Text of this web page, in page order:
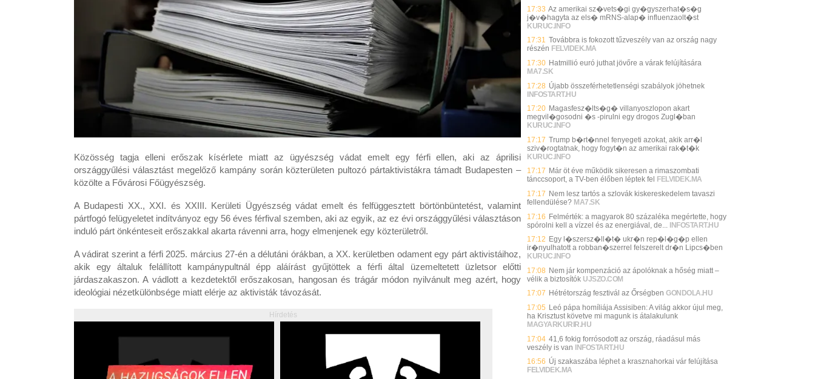
Közösség tagja elleni erőszak kísérlete miatt az ügyészség vádat emelt egy férfi ellen, aki az áprilisi
országgyűlési választást megelőző kampány során közterületen pultozó pártaktivistákra támadt Budapesten –
közölte a Fővárosi Főügyészség.
A Budapesti XX., XXI. és XXIII. Kerületi Ügyészség vádat emelt és felfüggesztett börtönbüntetést, valamint
pártfogó felügyeletet indítványoz egy 56 éves férfival szemben, aki az egyik, az ez évi országgyűlési választáson
induló párt önkénteseit erőszakkal akarta rávenni arra, hogy elmenjenek egy közterületről.
A vádirat szerint a férfi 2025. március 27-én a délutáni órákban, a XX. kerületben odament egy párt aktivistáihoz,
akik egy általuk felállított kampánypultnál épp aláírást gyűjtöttek a férfi által üzemeltetett üzletsor előtti
járdaszakaszon. A vádlott a kezdetektől erőszakosan, hangosan és trágár módon nyilvánult meg azért, hogy
ideológiai nézetkülönbsége miatt elérje az aktivisták távozását.
Hírdetés
17:33 Az amerikai sz�vets�gi gy�gyszerhat�s�g
j�v�hagyta az els� mRNS-alap� influenzaolt�st
KURUC.INFO
17:31 Továbbra is fokozott tűzveszély van az ország nagy
részén FELVIDEK.MA
17:30 Hatmillió euró juthat jövőre a várak felújítására
MA7.SK
17:28 Újabb összeférhetetlenségi szabályok jöhetnek
INFOSTART.HU
17:20 Magasfesz�lts�g� villanyoszlopon akart
megvil�gosodni �s -pirulni egy drogos Zugl�ban
KURUC.INFO
17:17 Trump b�rt�nnel fenyegeti azokat, akik arr�l
sziv�rogtatnak, hogy fogyt�n az amerikai rak�t�k
KURUC.INFO
17:17 Már öt éve működik sikeresen a rimaszombati
tánccsoport, a TV-ben élőben léptek fel
FELVIDEK.MA
17:17 Nem lesz tartós a szlovák kiskereskedelem tavaszi
fellendülése? MA7.SK
17:16 Felmérték: a magyarok 80 százaléka megértette, hogy
spórolni kell a vízzel és az energiával, de...
INFOSTART.HU
17:12 Egy l�szersz�ll�t� ukr�n rep�l�g�p ellen
ir�nyulhatott a robban�szerrel felszerelt dr�n Lipcs�ben
KURUC.INFO
17:08 Nem jár kompenzáció az ápolóknak a hőség miatt –
vélik a biztosítók UJSZO.COM
17:07 Hétrétország fesztivál az Őrségben GONDOLA.HU
17:05 Leó pápa homíliája Assisiben: A világ akkor újul meg,
ha Krisztust követve mi magunk is átalakulunk
MAGYARKURIR.HU
17:04 41,6 fokig forrósodott az ország, ráadásul más
veszély is van INFOSTART.HU
16:56 Új szakaszába léphet a krasznahorkai vár felújítása
FELVIDEK.MA